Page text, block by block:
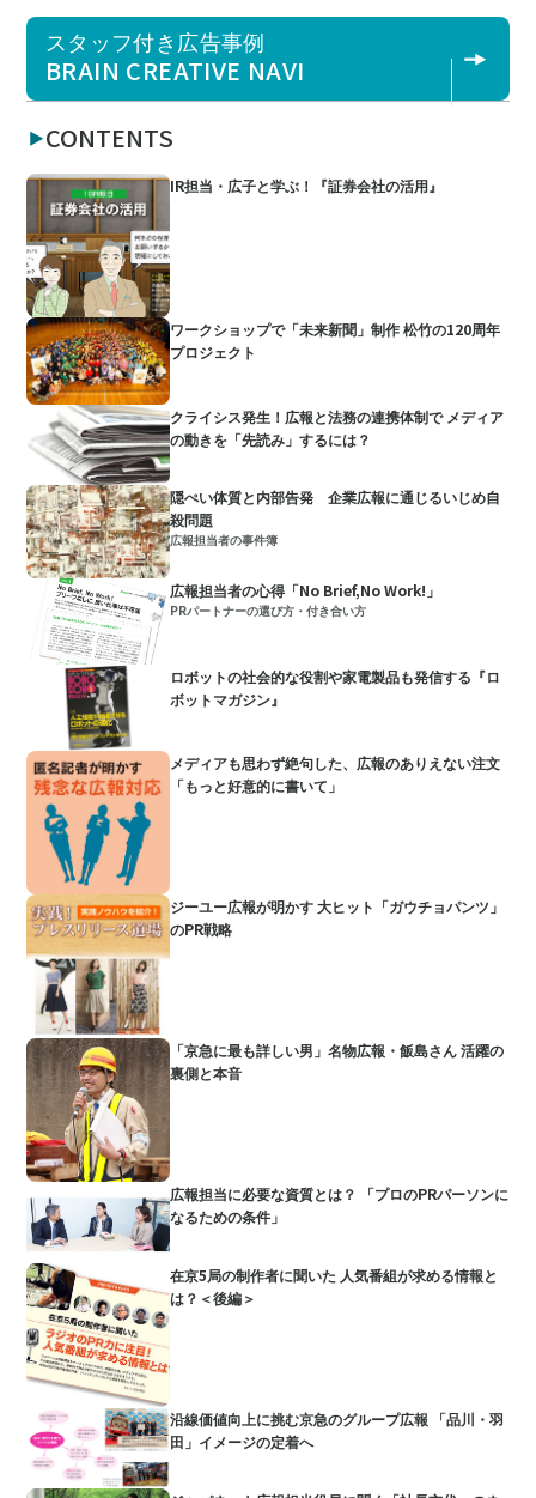
スタッフ付き広告事例
BRAIN CREATIVE NAVI
CONTENTS
IR担当・広子と学ぶ！『証券会社の活用』
ワークショップで「未来新聞」制作 松竹の120周年
プロジェクト
クライシス発生！広報と法務の連携体制で メディア
の動きを「先読み」するには？
隠ぺい体質と内部告発 企業広報に通じるいじめ自
殺問題
広報担当者の事件簿
広報担当者の心得「No Brief,No Work!」
PRパートナーの選び方・付き合い方
ロボットの社会的な役割や家電製品も発信する『ロ
ボットマガジン』
メディアも思わず絶句した、広報のありえない注文
「もっと好意的に書いて」
ジーユー広報が明かす 大ヒット「ガウチョパンツ」
のPR戦略
「京急に最も詳しい男」名物広報・飯島さん 活躍の
裏側と本音
広報担当に必要な資質とは？ 「プロのPRパーソンに
なるための条件」
在京5局の制作者に聞いた 人気番組が求める情報と
は？＜後編＞
沿線価値向上に挑む京急のグループ広報 「品川・羽
田」イメージの定着へ